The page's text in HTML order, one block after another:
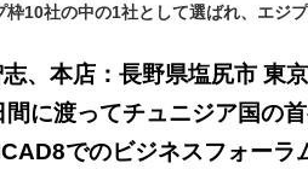
10社の中の1社として選ばれ、エジ
、本店：長野県塩尻市 東
に渡ってチュニジア国の
でのビジネスフォーラ